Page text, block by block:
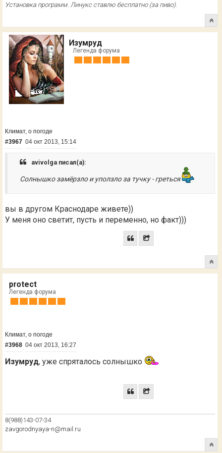
Установка программ. Линукс ставлю бесплатно (за пиво).
Изумруд
Легенда форума
Климат, о погоде
#3967 04 окт 2013, 15:14
avivolga писал(а):
Солнышко замёрзло и уползло за тучку - греться
вы в другом Краснодаре живете))
У меня оно светит, пусть и переменно, но факт)))
protect
Легенда форума
Климат, о погоде
#3968 04 окт 2013, 16:27
Изумруд, уже спряталось солнышко
8(988)143-07-34
zavgorodnyaya-n@mail.ru